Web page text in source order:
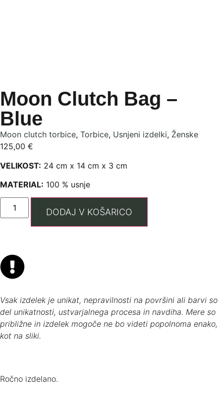
Moon Clutch Bag –
Blue
Moon clutch torbice, Torbice, Usnjeni izdelki, Ženske
125,00 €
VELIKOST: 24 cm x 14 cm x 3 cm
MATERIAL: 100 % usnje
DODAJ V KOŠARICO
Vsak izdelek je unikat, nepravilnosti na površini ali barvi so
del unikatnosti, ustvarjalnega procesa in navdiha. Mere so
približne in izdelek mogoče ne bo videti popolnoma enako,
kot na sliki.
Ročno izdelano.